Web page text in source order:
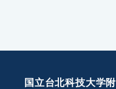
国立台北科技大学